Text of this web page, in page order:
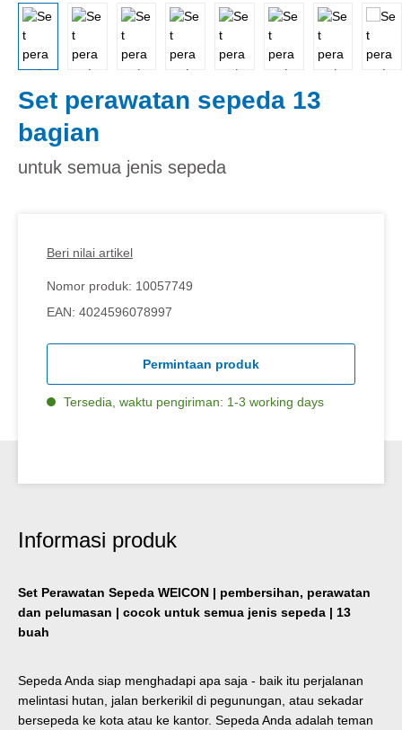
Set perawatan sepeda 13
bagian
untuk semua jenis sepeda
Beri nilai artikel
Nomor produk: 10057749
EAN: 4024596078997
Permintaan produk
Tersedia, waktu pengiriman: 1-3 working days
Informasi produk
Set Perawatan Sepeda WEICON | pembersihan, perawatan
dan pelumasan | cocok untuk semua jenis sepeda | 13
buah
Sepeda Anda siap menghadapi apa saja - baik itu perjalanan
melintasi hutan, jalan berkerikil di pegunungan, atau sekadar
bersepeda ke kota atau ke kantor. Sepeda Anda adalah teman